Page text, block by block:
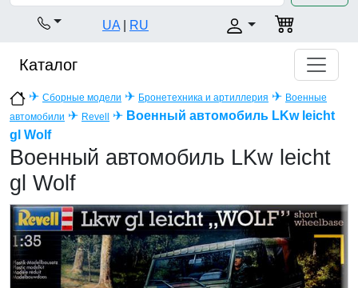
UA RU
Каталог
✈ Сборные модели ✈ Бронетехника и артиллерия ✈ Военные
автомобили ✈ Revell ✈ Военный автомобиль LKw leicht
gl Wolf
Военный автомобиль LKw leicht
gl Wolf